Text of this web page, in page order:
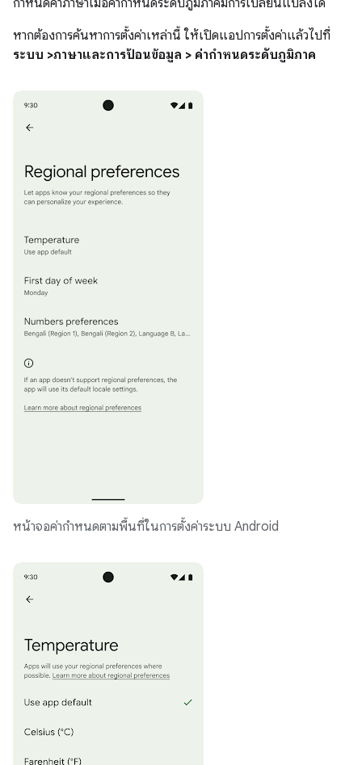
กำหนดค่าภาษาเมื่อค่ากำหนดระดับภูมิภาคมีการเปลี่ยนแปลงได้
หากต้องการค้นหาการตั้งค่าเหล่านี้ ให้เปิดแอปการตั้งค่าแล้วไปที่
ระบบ >ภาษาและการป้อนข้อมูล > ค่ากําหนดระดับภูมิภาค
หน้าจอค่ากำหนดตามพื้นที่ในการตั้งค่าระบบ Android